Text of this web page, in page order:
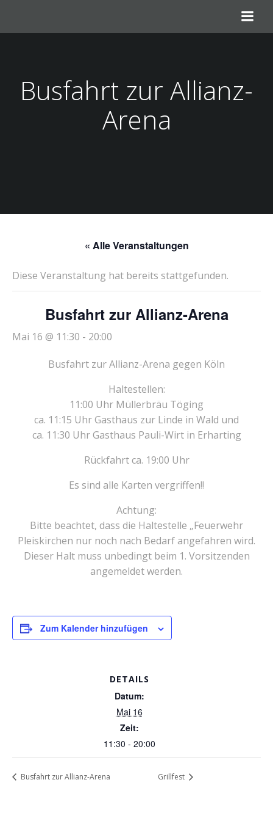
springen
Busfahrt zur Allianz-
Arena
« Alle Veranstaltungen
Diese Veranstaltung hat bereits stattgefunden.
Busfahrt zur Allianz-Arena
Mai 16 @ 11:30 - 20:00
Busfahrt zur Allianz-Arena gegen Köln
Haltestellen:
11:00 Uhr Müllerbräu Töging
ca. 11:15 Uhr Gasthaus zur Linde in Wald und
ca. 11:30 Uhr Gasthaus Pauli-Wirt in Erharting
Rückfahrt ca. 19:00 Uhr
Es sind alle Karten vergriffen!!
Achtung:
Bitte beachtet, dass die Haltestelle „Feuerwehr
Pleiskirchen nur noch nach Bedarf angefahren wird.
Dieser Halt muss unbedingt beim 1. Vorsitzenden
angemeldet werden.
Zum Kalender hinzufügen
DETAILS
Datum:
Mai 16
Zeit:
11:30 - 20:00
Busfahrt zur Allianz-Arena Grillfest